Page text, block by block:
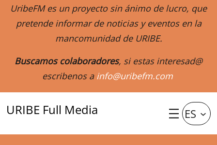
UribeFM es un proyecto sin ánimo de lucro, que
pretende informar de noticias y eventos en la
mancomunidad de URIBE.
Buscamos colaboradores, si estas interesad@
escribenos a info@uribefm.com
URIBE Full Media ES